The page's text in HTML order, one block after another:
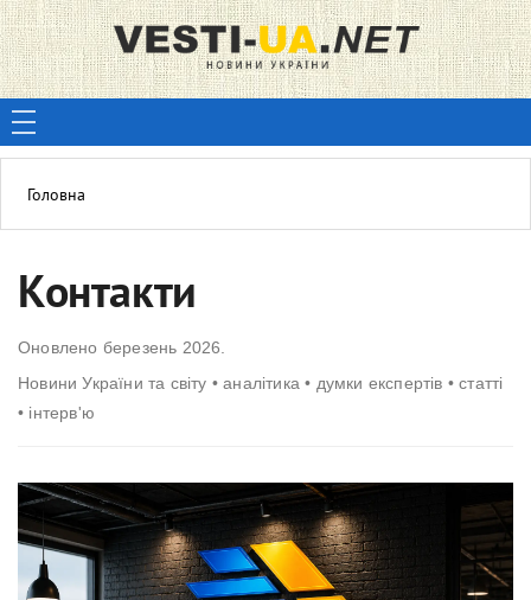
Головна
Контакти
Оновлено березень 2026.
Новини України та світу • аналітика • думки експертів • статті
• інтерв'ю